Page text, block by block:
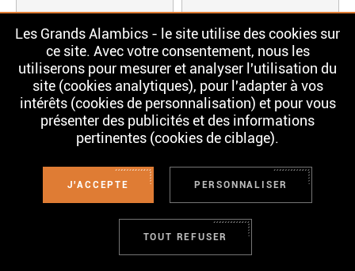
Whisky
Floki Single Malt
79,00 €
Whisky
Bunnahabhain
Stiuireadair
53,90 €
Les Grands Alambics - le site utilise des cookies sur
ce site. Avec votre consentement, nous les
utiliserons pour mesurer et analyser l'utilisation du
site (cookies analytiques), pour l'adapter à vos
intérêts (cookies de personnalisation) et pour vous
présenter des publicités et des informations
pertinentes (cookies de ciblage).
J'ACCEPTE PERSONNALISER
TOUT REFUSER